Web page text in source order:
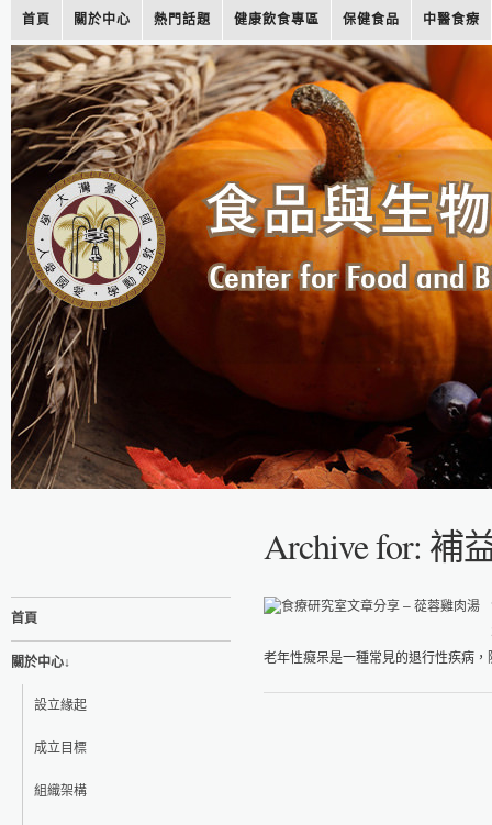
首頁 關於中心 熱門話題 健康飲食專區 保健食品 中醫食療
Archive for: 補
首頁
關於中心↓
設立緣起
成立目標
組織架構
老年性癡呆是一種常見的退行性疾病